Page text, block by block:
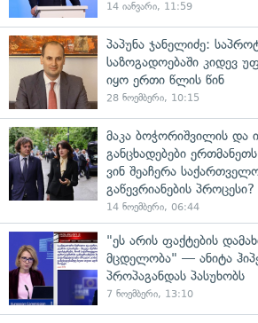
14 იანვარი, 11:59
პაპუნა ჯანელიძე:
საზოგადოებაში კიდევ
იყო ერთი წლის წინ
28 ნოემბერი, 10:15
მაკა ბოჭორიშვილის და
განცხადებები
ვინ შეაჩერა
გაწევრიანების პროცესი?
14 ნოემბერი, 06:44
"ეს არის ფაქტების
მცდელობა" — ანიტა
პროპაგანდას პასუხობს
7 ნოემბერი, 13:10